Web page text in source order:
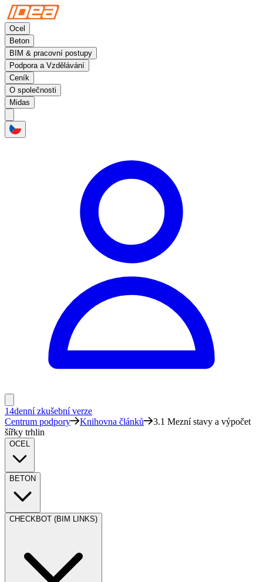
Ocel
Beton
BIM & pracovní postupy
Podpora a Vzdělávání
Ceník
O společnosti
Midas
14denní zkušební verze
Centrum podpory
Knihovna článků
3.1 Mezní stavy a výpočet
šířky trhlin
OCEL
BETON
CHECKBOT (BIM LINKS)